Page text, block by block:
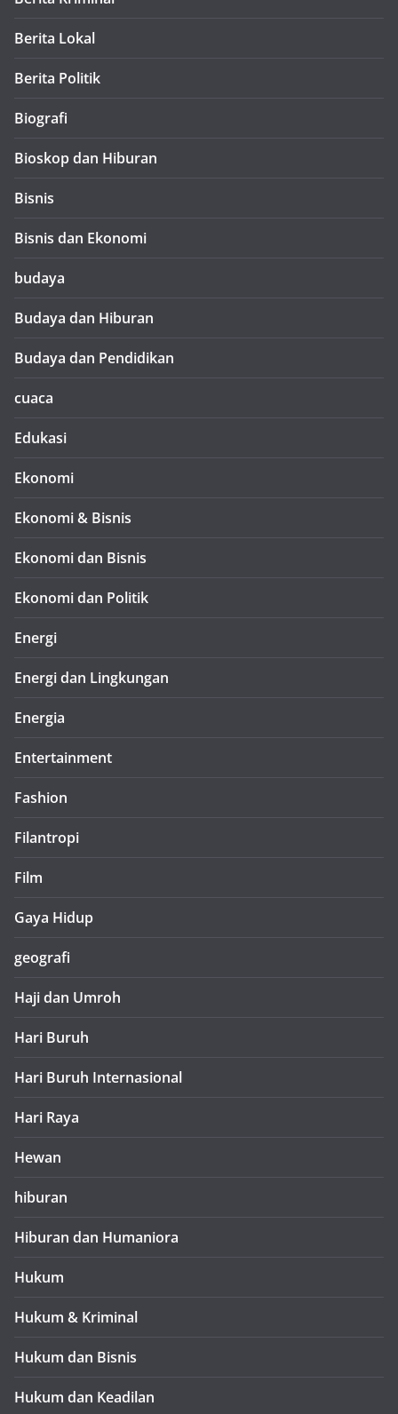
Berita Lokal
Berita Politik
Biografi
Bioskop dan Hiburan
Bisnis
Bisnis dan Ekonomi
budaya
Budaya dan Hiburan
Budaya dan Pendidikan
cuaca
Edukasi
Ekonomi
Ekonomi & Bisnis
Ekonomi dan Bisnis
Ekonomi dan Politik
Energi
Energi dan Lingkungan
Energia
Entertainment
Fashion
Filantropi
Film
Gaya Hidup
geografi
Haji dan Umroh
Hari Buruh
Hari Buruh Internasional
Hari Raya
Hewan
hiburan
Hiburan dan Humaniora
Hukum
Hukum & Kriminal
Hukum dan Bisnis
Hukum dan Keadilan